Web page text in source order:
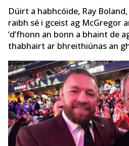
Dúirt a habhcóide, Ray
raibh sé i gceist ag McGregor
‘d’fhonn an bonn a bhaint de
thabhairt ar bhreithiúnas an